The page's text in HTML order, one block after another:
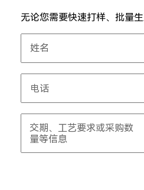
无论您需要快速打样、批量